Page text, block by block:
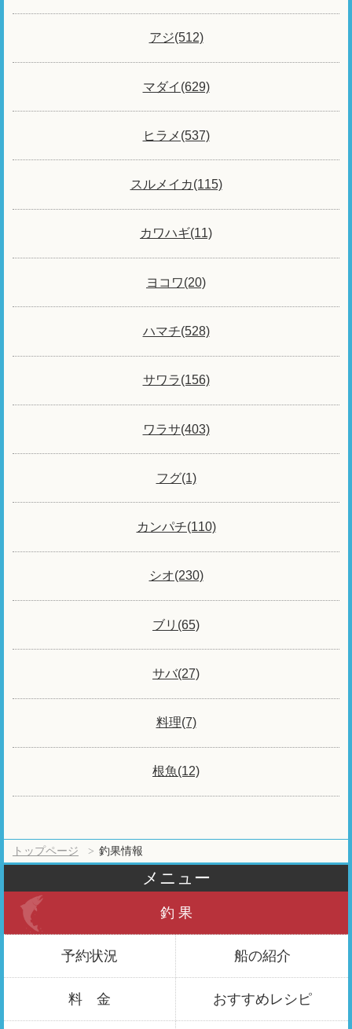
アジ(512)
マダイ(629)
ヒラメ(537)
スルメイカ(115)
カワハギ(11)
ヨコワ(20)
ハマチ(528)
サワラ(156)
ワラサ(403)
フグ(1)
カンパチ(110)
シオ(230)
ブリ(65)
サバ(27)
料理(7)
根魚(12)
トップページ 釣果情報
メニュー
釣 果
予約状況 船の紹介
料 金 おすすめレシピ